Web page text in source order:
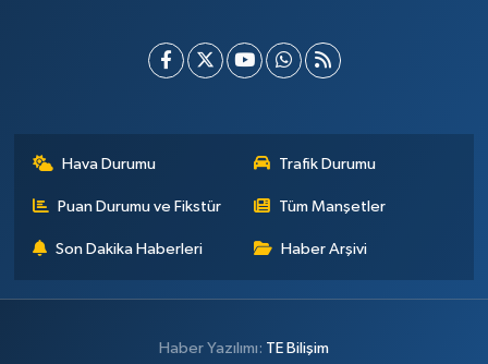
Hava Durumu Trafik Durumu
Puan Durumu ve Fikstür Tüm Manşetler
Son Dakika Haberleri Haber Arşivi
Haber Yazılımı: TE Bilişim